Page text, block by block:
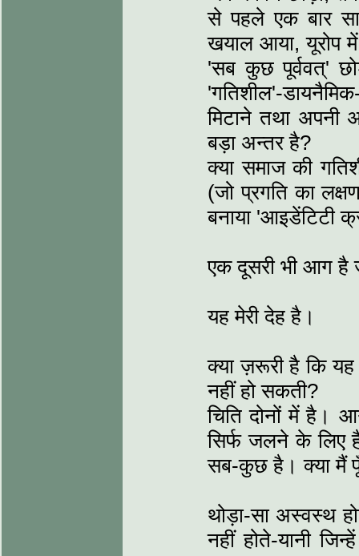
से पहले एक बार
खयाल आया, यूरोप
'सब कुछ पूर्ववत्'
'गतिशील'-
मिटाने तथा अपनी
बड़ा अन्तर है?
क्या समाज की
(जो प्रगति का
बनाया 'आइडेंटिटी
एक दूसरी भी आग है
यह मेरी देह है।
क्या ज़रूरी है कि
नहीं हो सकती?
चिति दोनों में है।
सिर्फ जलने के लिए
सब-कुछ है। क्या मैं
थोड़ा-सा अस्वस्थ
नहीं होते-यानी